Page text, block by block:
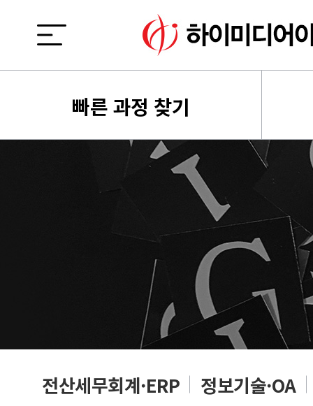
빠른 과정 찾기
전산세무회계·ERP 정보기술·OA